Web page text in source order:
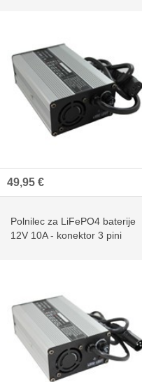
49,95 €
Polnilec za LiFePO4 baterije
12V 10A - konektor 3 pini